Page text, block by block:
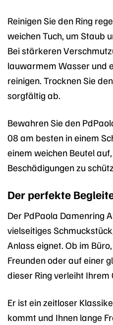
Reinigen Sie den Ring
weichen Tuch, um Staub
Bei stärkeren
lauwarmem Wasser und
reinigen. Trocknen Sie
sorgfältig ab.
Bewahren Sie den
08 am besten in einem
einem weichen Beutel
Beschädigungen zu
Der perfekte
Der PdPaola Damenring
vielseitiges
Anlass eignet. Ob im
Freunden oder auf einer
dieser Ring verleiht Ihrem
Er ist ein zeitloser
kommt und Ihnen lange